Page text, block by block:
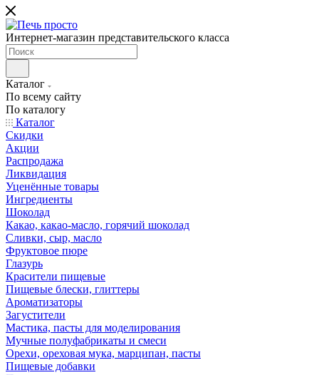
Интернет-магазин представительского класса
Каталог
По всему сайту
По каталогу
Каталог
Скидки
Акции
Распродажа
Ликвидация
Уценённые товары
Ингредиенты
Шоколад
Какао, какао-масло, горячий шоколад
Сливки, сыр, масло
Фруктовое пюре
Глазурь
Красители пищевые
Пищевые блески, глиттеры
Ароматизаторы
Загустители
Мастика, пасты для моделирования
Мучные полуфабрикаты и смеси
Орехи, ореховая мука, марципан, пасты
Пищевые добавки